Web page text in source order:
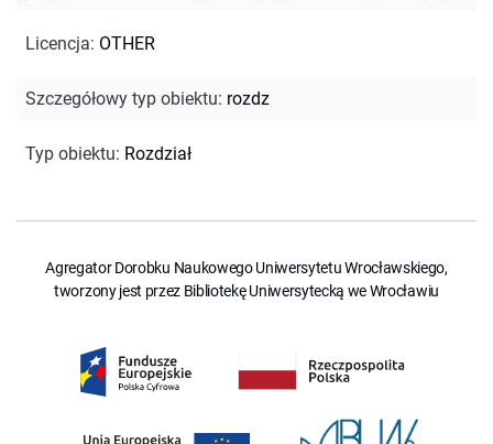
Licencja: OTHER
Szczegółowy typ obiektu: rozdz
Typ obiektu: Rozdział
Agregator Dorobku Naukowego Uniwersytetu Wrocławskiego,
tworzony jest przez Bibliotekę Uniwersytecką we Wrocławiu